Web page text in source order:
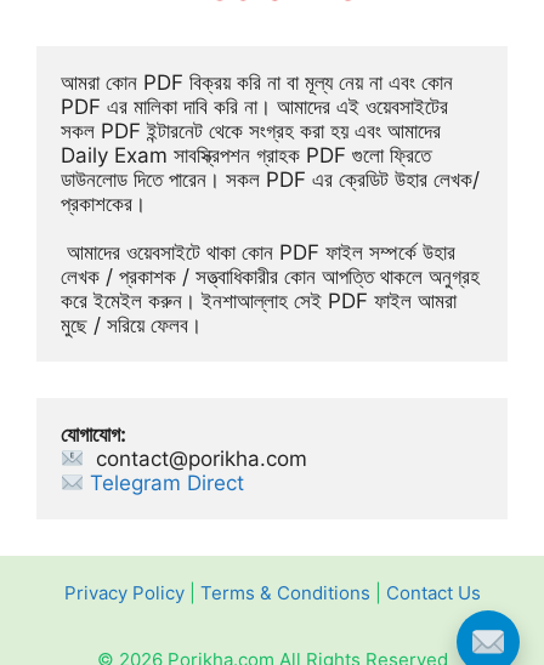
আমরা কোন PDF বিক্রয় করি না বা মূল্য নেয় না এবং কোন
PDF এর মালিকা দাবি করি না। আমাদের এই ওয়েবসাইটের
সকল PDF ইন্টারনেট থেকে সংগ্রহ করা হয় এবং আমাদের
Daily Exam সাবস্ক্রিপশন গ্রাহক PDF গুলো ফ্রিতে
ডাউনলোড দিতে পারেন। সকল PDF এর ক্রেডিট উহার লেখক/
প্রকাশকের।
লেখক / প্রকাশক / সত্ত্বাধিকারীর কোন আপত্তি থাকলে অনুগ্রহ
করে ইমেইল করুন। ইনশাআল্লাহ সেই PDF ফাইল আমরা
মুছে / সরিয়ে ফেলব।
যোগাযোগ:
contact@porikha.com
Telegram Direct
Privacy Policy| Terms & Conditions Contact Us
© 2026 Porikha.com All Rights Reserved